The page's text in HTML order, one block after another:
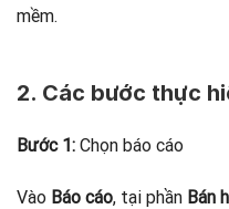
mềm.
2. Các bước thực
Bước 1: Chọn báo cáo
Vào Báo cáo, tại phần Bán